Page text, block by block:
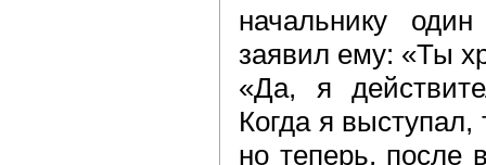
начальнику
заявил ему: «Ты
«Да, я
Когда я
но теперь, после